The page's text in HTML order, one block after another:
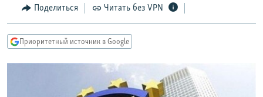
главной
навигации
Вернутся
КУЛЬТУРА
IDEL.РЕАЛИИ
КАВКАЗ.РЕАЛИИ
СИБИРЬ.РЕАЛИИ
Поделиться Читать без VPN
Приоритетный источник в Google